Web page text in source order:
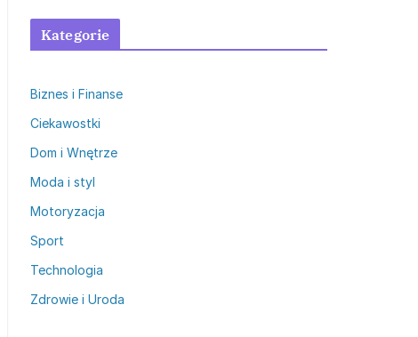
Kategorie
Biznes i Finanse
Ciekawostki
Dom i Wnętrze
Moda i styl
Motoryzacja
Sport
Technologia
Zdrowie i Uroda